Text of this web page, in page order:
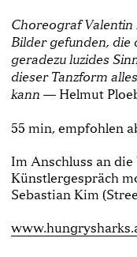
Choreograf
Bilder gefunden, die
geradezu luzides
dieser Tanzform
kann —Helmut
55 min, empfohlen
Im Anschluss an
Künstlergespräch
Sebastian Kim